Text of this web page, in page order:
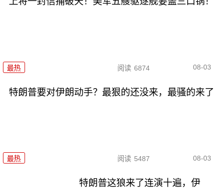
最热 阅读 6874 08-03
特朗普要对伊朗动手？最狠的还没来，最骚的来了
最热 阅读 5487 08-03
特朗普这狼来了连演十遍，伊